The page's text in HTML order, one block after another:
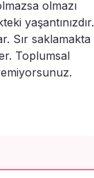
olmazı
yaşantınızdır.
Sır saklamakta
Toplumsal